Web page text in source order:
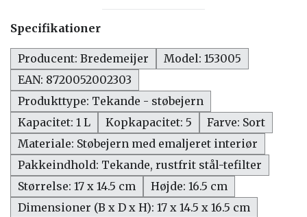
Specifikationer
Producent: Bredemeijer
Model: 153005
EAN: 8720052002303
Produkttype: Tekande - støbejern
Kapacitet: 1 L
Kopkapacitet: 5
Farve: Sort
Materiale: Støbejern med emaljeret interiør
Pakkeindhold: Tekande, rustfrit stål-tefilter
Størrelse: 17 x 14.5 cm
Højde: 16.5 cm
Dimensioner (B x D x H): 17 x 14.5 x 16.5 cm